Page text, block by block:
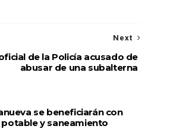
Next
de la Policía acusado de
abusar de una subalterna
se beneficiarán con
y saneamiento